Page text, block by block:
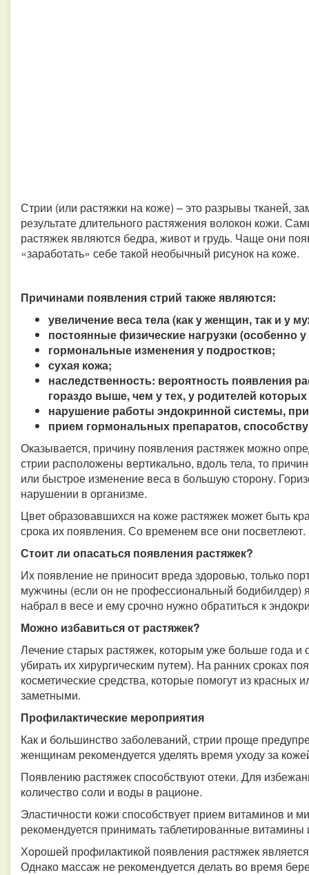
Стрии (или растяжки на коже) – это разрывы тканей,
результате длительного растяжения волокон кожи.
растяжек являются бедра, живот и грудь. Чаще они
«заработать» себе такой необычный рисунок на коже.
Причинами появления стрий также являются:
увеличение веса тела (как у женщин, так и у
постоянные физические нагрузки (особенно
гормональные изменения у подростков;
сухая кожа;
наследственность: вероятность появления
гораздо выше, чем у тех, у родителей
нарушение работы эндокринной системы,
прием гормональных препаратов,
Оказывается, причину появления растяжек можно
стрии расположены вертикально, вдоль тела, то
или быстрое изменение веса в большую сторону.
нарушении в организме.
Цвет образовавшихся на коже растяжек может быть
срока их появления. Со временем все они посветлеют.
Стоит ли опасаться появления растяжек?
Их появление не приносит вреда здоровью, только
мужчины (если он не профессиональный бодибилдер)
набрал в весе и ему срочно нужно обратиться к
Можно избавиться от растяжек?
Лечение старых растяжек, которым уже больше года и
убирать их хирургическим путем). На ранних сроках
косметические средства, которые помогут из красных
заметными.
Профилактические мероприятия
Как и большинство заболеваний, стрии проще
женщинам рекомендуется уделять время уходу за
Появлению растяжек способствуют отеки. Для
количество соли и воды в рационе.
Эластичности кожи способствует прием витаминов и
рекомендуется принимать таблетированные
Хорошей профилактикой появления растяжек
Однако массаж не рекомендуется делать во время